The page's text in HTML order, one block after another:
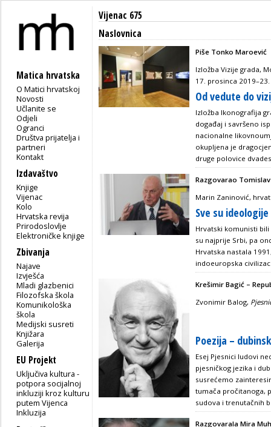
Matica hrvatska
O Matici hrvatskoj
Novosti
Učlanite se
Odjeli
Ogranci
Društva prijatelja i
partneri
Kontakt
Izdavaštvo
Knjige
Vijenac
Kolo
Hrvatska revija
Prirodoslovlje
Elektroničke knjige
Zbivanja
Najave
Izvješća
Mladi glazbenici
Filozofska škola
Komunikološka
škola
Medijski susreti
Knjižara
Galerija
EU Projekt
Uključiva kultura -
potpora socijalnoj
inkluziji kroz kulturu
putem Vijenca
Inkluzija
Vijenac 675
Naslovnica
Piše Tonko Maroević
Izložba Vizije grada,
17. prosinca
Od vedute do
Izložba Ikonografija
događaj i savršeno
nacionalne
okupljena je
druge polovice
Razgovarao
Marin Zaninović,
Sve su
Hrvatski komunisti
su najprije Srbi, pa
Hrvatska nastala
indoeuropska
Krešimir Bagić –
Zvonimir Balog,
Poezija –
Esej Pjesnici ludovi
pjesničkog jezika i
susrećemo
tumača pročitanoga,
sudova i trenutačnih
Razgovarala Mira